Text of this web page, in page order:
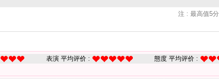
注 : 最高值5分
表演 平均评价 :
態度 平均评价 :